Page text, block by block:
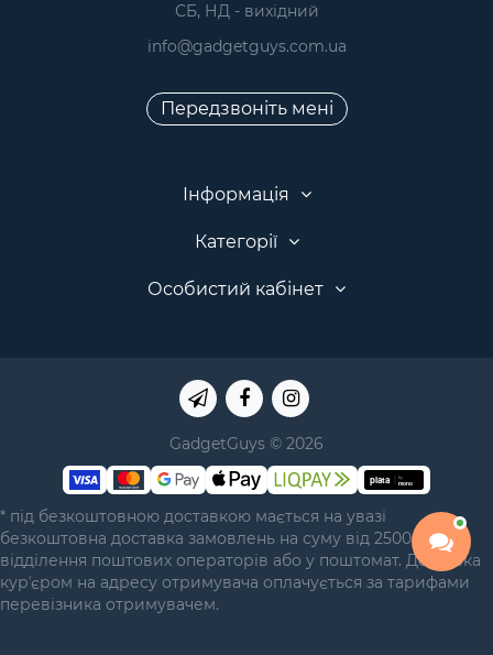
СБ, НД - вихідний
info@gadgetguys.com.ua
Передзвоніть мені
Інформація
Категорії
Особистий кабінет
GadgetGuys © 2026
* під безкоштовною доставкою мається на увазі
безкоштовна доставка замовлень на суму від 2500 грн у
відділення поштових операторів або у поштомат. Доставка
курʼєром на адресу отримувача оплачується за тарифами
перевізника отримувачем.